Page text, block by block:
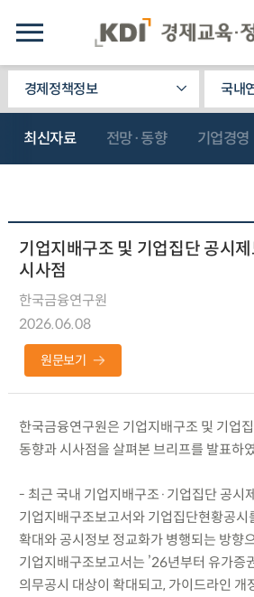
경제정책정보 국내
최신자료 전망·동향 기업경영
기업지배구조 및 기업집단 공시
시사점
한국금융연구원
2026.06.08
원문보기
한국금융연구원은 기업지배구조 및 기업
동향과 시사점을 살펴본 브리프를 발표하
- 최근 국내 기업지배구조·기업집단 공시
기업지배구조보고서와 기업집단현황공시
확대와 공시정보 정교화가 병행되는 방향
기업지배구조보고서는 ’26년부터 유가증
의무공시 대상이 확대되고, 가이드라인 개